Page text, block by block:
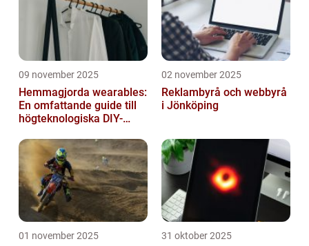
09 november 2025
Hemmagjorda wearables:
En omfattande guide till
högteknologiska DIY-
02 november 2025
Reklambyrå och webbyrå
i Jönköping
01 november 2025 31 oktober 2025